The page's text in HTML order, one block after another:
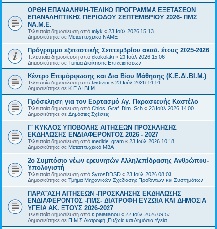
ΟΡΘΗ ΕΠΑΝΑΛΗΨΗ-ΤΕΛΙΚΟ ΠΡΟΓΡΑΜΜΑ ΕΞΕΤΑΣΕΩΝ
ΕΠΑΝΑΛΗΠΤΙΚΗΣ ΠΕΡΙΟΔΟΥ ΣΕΠΤΕΜΒΡΙΟΥ 2026- ΠΜΣ
ΝΑ.Μ.Ε.
Τελευταία δημοσίευση από mlyk « 23 Ιούλ 2026 15:13
Δημοσιεύτηκε σε Μεταπτυχιακό ΝΑΜΕ
Πρόγραμμα εξεταστικής Σεπτεμβρίου ακαδ. έτους 2025-2026
Τελευταία δημοσίευση από ekokolaki « 23 Ιούλ 2026 15:06
Δημοσιεύτηκε σε Τμήμα Διοίκησης Επιχειρήσεων
Κέντρο Επιμόρφωσης και Δια Βίου Μάθησης (Κ.Ε.ΔΙ.ΒΙ.Μ.)
Τελευταία δημοσίευση από kedivim « 23 Ιούλ 2026 14:14
Δημοσιεύτηκε σε Κ.Ε.ΔΙ.ΒΙ.Μ.
Πρόσκληση για τον Εορτασμό Αγ. Παρασκευής Καστέλο
Τελευταία δημοσίευση από Chios_Graf_Dim_Sch « 23 Ιούλ 2026 14:00
Δημοσιεύτηκε σε Δημόσιες Σχέσεις
Γ' ΚΥΚΛΟΣ ΥΠΟΒΟΛΗΣ ΑΙΤΗΣΕΩΝ ΠΡΟΣΚΛΗΣΗΣ
ΕΚΔΗΛΩΣΗΣ ΕΝΔΙΑΦΕΡΟΝΤΟΣ 2026 - 2027
Τελευταία δημοσίευση από medide_gram « 23 Ιούλ 2026 10:18
Δημοσιεύτηκε σε Μεταπτυχιακό MBA
2ο Συμπόσιο νέων ερευνητών Αλληλεπίδρασης Ανθρώπου-
Υπολογιστή
Τελευταία δημοσίευση από SyrosDDSD « 23 Ιούλ 2026 08:03
Δημοσιεύτηκε σε Τμήμα Μηχανικών Σχεδίασης Προϊόντων και Συστημάτων
ΠΑΡΑΤΑΣΗ ΑΙΤΗΣΕΩΝ -ΠΡΟΣΚΛΗΣΗΣ ΕΚΔΗΛΩΣΗΣ
ΕΝΔΙΑΦΕΡΟΝΤΟΣ -ΠΜΣ- ΔΙΑΤΡΟΦΗ ΕΥΖΩΙΑ ΚΑΙ ΔΗΜΟΣΙΑ
ΥΓΕΙΑ AK. ETOYΣ 2026-2027
Τελευταία δημοσίευση από k.palatianou « 22 Ιούλ 2026 09:53
Δημοσιεύτηκε σε Π.Μ.Σ Διατροφή ,Ευζωία και Δημόσια Υγεία